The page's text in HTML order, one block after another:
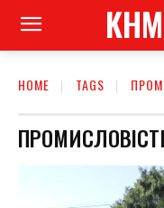
HOME TAGS